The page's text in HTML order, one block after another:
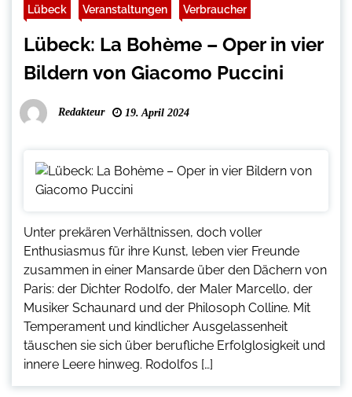
Lübeck Veranstaltungen Verbraucher
Lübeck: La Bohème – Oper in vier
Bildern von Giacomo Puccini
Redakteur 19. April 2024
Unter prekären Verhältnissen, doch voller
Enthusiasmus für ihre Kunst, leben vier Freunde
zusammen in einer Mansarde über den Dächern von
Paris: der Dichter Rodolfo, der Maler Marcello, der
Musiker Schaunard und der Philosoph Colline. Mit
Temperament und kindlicher Ausgelassenheit
täuschen sie sich über berufliche Erfolglosigkeit und
innere Leere hinweg. Rodolfos […]